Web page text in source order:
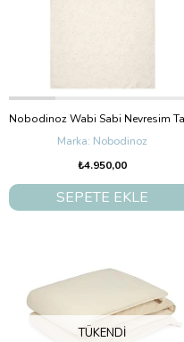
Nobodinoz
₺4.950,00
SEPETE EKLE
TÜKENDI